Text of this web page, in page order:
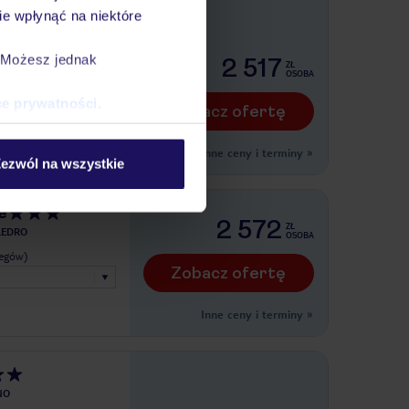
wpłynąć na niektóre
jednak
prywatności
na wszystkie
2 517 ZŁ
OSOBA
Zobacz ofertę
Inne ceny i terminy »
2 572 ZŁ
OSOBA
Zobacz ofertę
Inne ceny i terminy »